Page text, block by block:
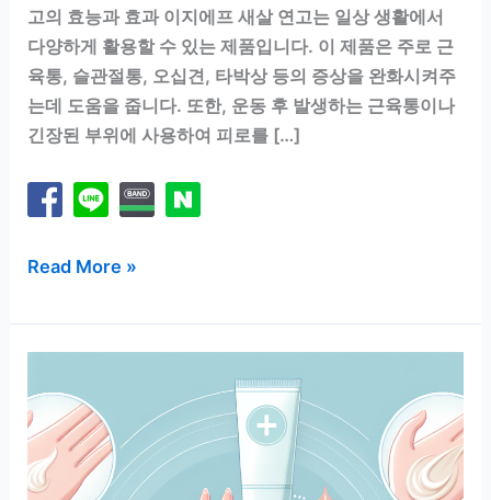
고의 효능과 효과 이지에프 새살 연고는 일상 생활에서
다양하게 활용할 수 있는 제품입니다. 이 제품은 주로 근
육통, 슬관절통, 오십견, 타박상 등의 증상을 완화시켜주
는데 도움을 줍니다. 또한, 운동 후 발생하는 근육통이나
긴장된 부위에 사용하여 피로를 […]
이
에
프
살
연
고
Read More »